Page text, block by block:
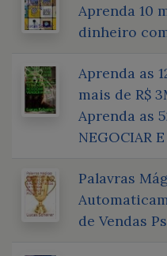
Aprenda 10
dinheiro
Aprenda as
mais de R$
Aprenda as
NEGOCIAR
Palavras
de Vendas